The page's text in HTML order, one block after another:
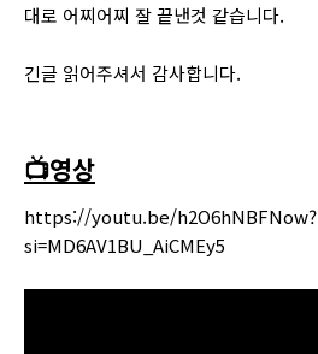
대로 어찌어찌 잘 끝낸것 같습니다.
긴글 읽어주셔서 감사합니다.
📺영상
https://youtu.be/h2O6hNBFNow?
si=MD6AV1BU_AiCMEy5